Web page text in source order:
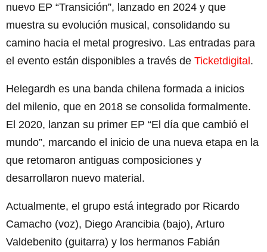
nuevo EP “Transición”, lanzado en 2024 y que
muestra su evolución musical, consolidando su
camino hacia el metal progresivo. Las entradas para
el evento están disponibles a través de Ticketdigital.
Helegardh es una banda chilena formada a inicios
del milenio, que en 2018 se consolida formalmente.
El 2020, lanzan su primer EP “El día que cambió el
mundo”, marcando el inicio de una nueva etapa en la
que retomaron antiguas composiciones y
desarrollaron nuevo material.
Actualmente, el grupo está integrado por Ricardo
Camacho (voz), Diego Arancibia (bajo), Arturo
Valdebenito (guitarra) y los hermanos Fabián